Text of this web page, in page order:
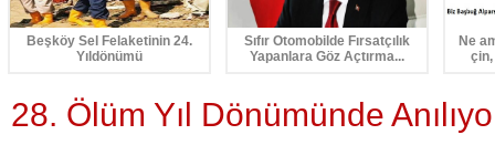
Beşköy Sel Felaketinin 24.
Yıldönümü
Sıfır Otomobilde Fırsatçılık
Yapanlara Göz Açtırma...
Ne
28. Ölüm Yıl Dönümünde